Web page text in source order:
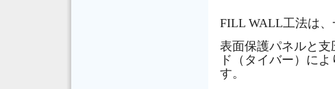
FILL WALL工法は、
表面保護パネルと
ド（タイバー）に
す。